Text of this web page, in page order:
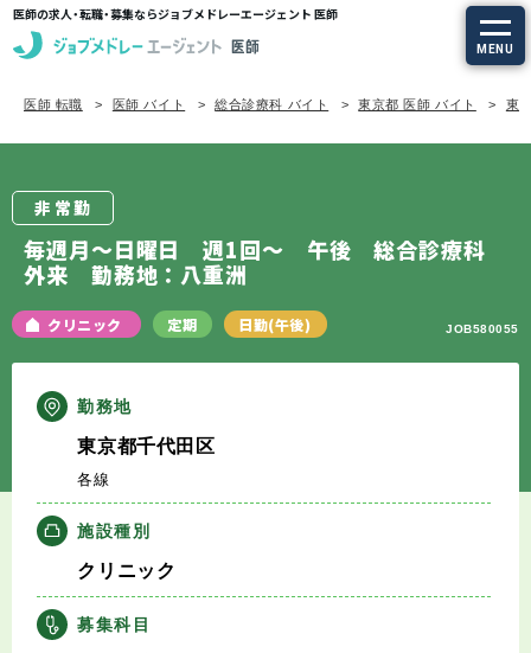
医師の求人・転職・募集ならジョブメドレーエージェント 医師
MENU
求人を探す
定期非常勤の求人
エージェントサービスTOP
サービスの流れ
医師の求人・転職Q&A
医師 転職 医師 バイト 総合診療科 バイト 東京都 医師 バイト 東
非常勤
毎週月～日曜日 週1回～ 午後 総合診療科
外来 勤務地：八重洲
クリニック 定期 日勤(午後) JOB580055
勤務地
東京都千代田区
各線
施設種別
クリニック
募集科目